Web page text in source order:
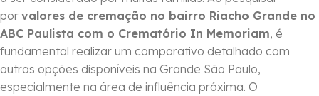
por valores de cremação no bairro Riacho Grande no
ABC Paulista com o Crematório In Memoriam, é
fundamental realizar um comparativo detalhado com
outras opções disponíveis na Grande São Paulo,
especialmente na área de influência próxima. O